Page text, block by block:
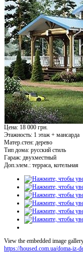
Цена: 18 000 грн.
Этажность: 1 этаж + мансарда
Матер.стен: дерево
Тип дома: русский стиль
Гараж: двухместный
Доп.элем.: терраса, котельная
View the embedded image
https://housed.com.ua/doma-